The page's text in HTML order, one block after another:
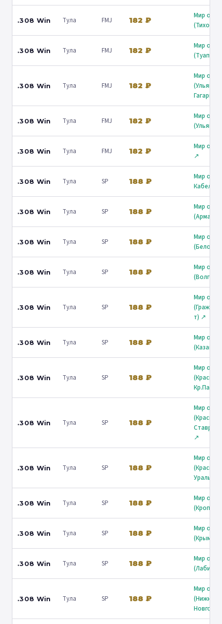
.308 Win Тула FMJ 182 ₽
Мир
.308 Win Тула FMJ 182 ₽
Мир
(Туапсе)
.308 Win Тула FMJ 182 ₽
Мир
.308 Win Тула FMJ 182 ₽
Мир
.308 Win Тула FMJ 182 ₽
Мир
↗
.308 Win Тула SP 188 ₽
Мир
.308 Win Тула SP 188 ₽
Мир
.308 Win Тула SP 188 ₽
Мир
.308 Win Тула SP 188 ₽
Мир
.308 Win Тула SP 188 ₽
Мир
т) ↗
.308 Win Тула SP 188 ₽
Мир
(Казань)
.308 Win Тула SP 188 ₽
Мир
.308 Win Тула SP 188 ₽
Мир
↗
.308 Win Тула SP 188 ₽
Мир
.308 Win Тула SP 188 ₽
Мир
.308 Win Тула SP 188 ₽
Мир
(Крымск)
.308 Win Тула SP 188 ₽
Мир
.308 Win Тула SP 188 ₽
Мир
(Нижний